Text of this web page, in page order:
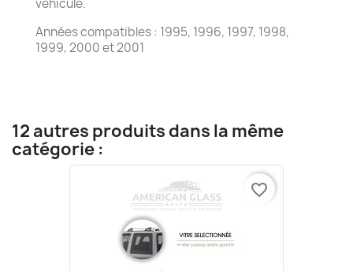
véhicule.
Années compatibles : 1995, 1996, 1997, 1998,
1999, 2000 et 2001
12 autres produits dans la même
catégorie :
favorite_border